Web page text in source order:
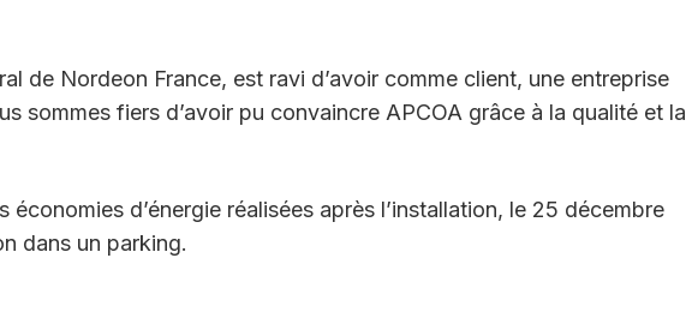
de Nordeon France, est ravi d’avoir comme client, une entreprise
sommes fiers d’avoir pu convaincre APCOA grâce à la qualité et la
d’énergie réalisées après l’installation, le 25 décembre
dans un parking.